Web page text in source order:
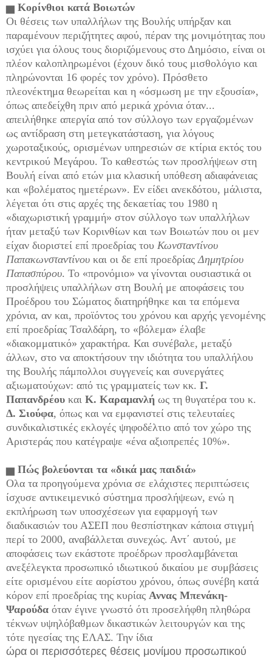
▅ Κορίνθιοι κατά Βοιωτών
Οι θέσεις των υπαλλήλων της Βουλής υπήρξαν και
παραμένουν περιζήτητες αφού, πέραν της μονιμότητας που
ισχύει για όλους τους διοριζόμενους στο Δημόσιο, είναι οι
πλέον καλοπληρωμένοι (έχουν δικό τους μισθολόγιο και
πληρώνονται 16 φορές τον χρόνο). Πρόσθετο
πλεονέκτημα θεωρείται και η «όσμωση με την εξουσία»,
όπως απεδείχθη πριν από μερικά χρόνια όταν...
απειλήθηκε απεργία από τον σύλλογο των εργαζομένων
ως αντίδραση στη μετεγκατάσταση, για λόγους
χωροταξικούς, ορισμένων υπηρεσιών σε κτίρια εκτός του
κεντρικού Μεγάρου. Το καθεστώς των προσλήψεων στη
Βουλή είναι από ετών μια κλασική υπόθεση αδιαφάνειας
και «βολέματος ημετέρων». Εν είδει ανεκδότου, μάλιστα,
λέγεται ότι στις αρχές της δεκαετίας του 1980 η
«διαχωριστική γραμμή» στον σύλλογο των υπαλλήλων
ήταν μεταξύ των Κορινθίων και των Βοιωτών που οι μεν
είχαν διοριστεί επί προεδρίας του Κωνσταντίνου
Παπακωνσταντίνου και οι δε επί προεδρίας Δημητρίου
Παπασπύρου. Το «προνόμιο» να γίνονται ουσιαστικά οι
προσλήψεις υπαλλήλων στη Βουλή με αποφάσεις του
Προέδρου του Σώματος διατηρήθηκε και τα επόμενα
χρόνια, αν και, προϊόντος του χρόνου και αρχής γενομένης
επί προεδρίας Τσαλδάρη, το «βόλεμα» έλαβε
«διακομματικό» χαρακτήρα. Και συνέβαλε, μεταξύ
άλλων, στο να αποκτήσουν την ιδιότητα του υπαλλήλου
της Βουλής πάμπολλοι συγγενείς και συνεργάτες
αξιωματούχων: από τις γραμματείς των κκ. Γ.
Παπανδρέου και Κ. Καραμανλή ως τη θυγατέρα του κ.
Δ. Σιούφα, όπως και να εμφανιστεί στις τελευταίες
συνδικαλιστικές εκλογές ψηφοδέλτιο από τον χώρο της
Αριστεράς που κατέγραψε «ένα αξιοπρεπές 10%».
▅ Πώς βολεύονται τα «δικά μας παιδιά»
Ολα τα προηγούμενα χρόνια σε ελάχιστες περιπτώσεις
ίσχυσε αντικειμενικό σύστημα προσλήψεων, ενώ η
εκπλήρωση των υποσχέσεων για εφαρμογή των
διαδικασιών του ΑΣΕΠ που θεσπίστηκαν κάποια στιγμή
περί το 2000, αναβάλλεται συνεχώς. Αντ΄ αυτού, με
αποφάσεις των εκάστοτε προέδρων προσλαμβάνεται
ανεξέλεγκτα προσωπικό ιδιωτικού δικαίου με συμβάσεις
είτε ορισμένου είτε αορίστου χρόνου, όπως συνέβη κατά
κόρον επί προεδρίας της κυρίας Αννας Μπενάκη-
Ψαρούδα όταν έγινε γνωστό ότι προσελήφθη πληθώρα
τέκνων υψηλόβαθμων δικαστικών λειτουργών και της
τότε ηγεσίας της ΕΛΑΣ. Την ίδια
ώρα οι περισσότερες θέσεις μονίμου προσωπικού